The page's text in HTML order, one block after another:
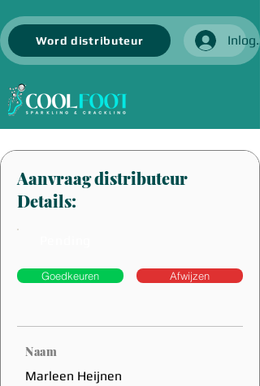
Word distributeur
Aanvraag distributeur
Details:
Goedkeuren Afwijzen
Naam
Marleen Heijnen